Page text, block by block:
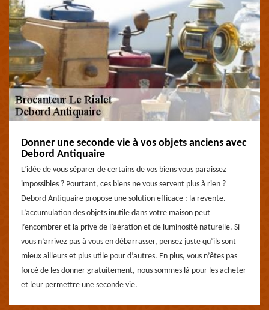
Donner une seconde vie à vos objets anciens avec
Debord Antiquaire
L’idée de vous séparer de certains de vos biens vous paraissez
impossibles ? Pourtant, ces biens ne vous servent plus à rien ?
Debord Antiquaire propose une solution efficace : la revente.
L’accumulation des objets inutile dans votre maison peut
l’encombrer et la prive de l’aération et de luminosité naturelle. Si
vous n’arrivez pas à vous en débarrasser, pensez juste qu’ils sont
mieux ailleurs et plus utile pour d’autres. En plus, vous n’êtes pas
forcé de les donner gratuitement, nous sommes là pour les acheter
et leur permettre une seconde vie.